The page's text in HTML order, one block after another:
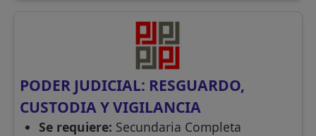
PODER JUDICIAL: RESGUARDO,
CUSTODIA Y VIGILANCIA
Se requiere: Secundaria Completa